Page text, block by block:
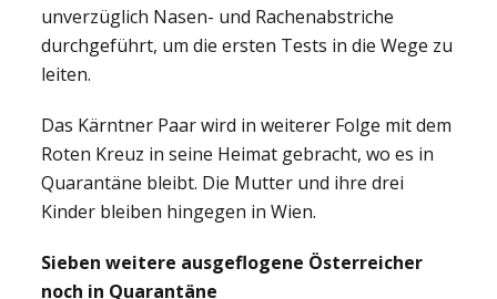
unverzüglich Nasen- und Rachenabstriche
durchgeführt, um die ersten Tests in die Wege zu
leiten.
Das Kärntner Paar wird in weiterer Folge mit dem
Roten Kreuz in seine Heimat gebracht, wo es in
Quarantäne bleibt. Die Mutter und ihre drei
Kinder bleiben hingegen in Wien.
Sieben weitere ausgeflogene Österreicher
noch in Quarantäne